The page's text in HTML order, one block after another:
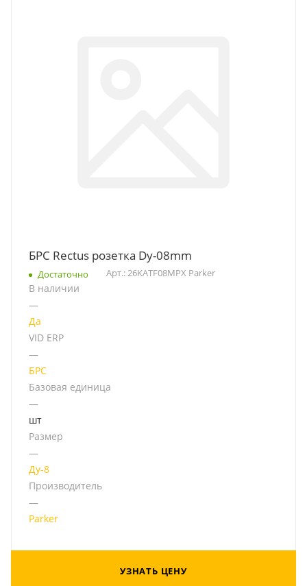
БРС Rectus розетка Dy-08mm
Достаточно Арт.: 26KATF08MPX Parker
В наличии
—
Да
VID ERP
—
БРС
Базовая единица
—
шт
Размер
—
Ду-8
Производитель
—
Parker
УЗНАТЬ ЦЕНУ